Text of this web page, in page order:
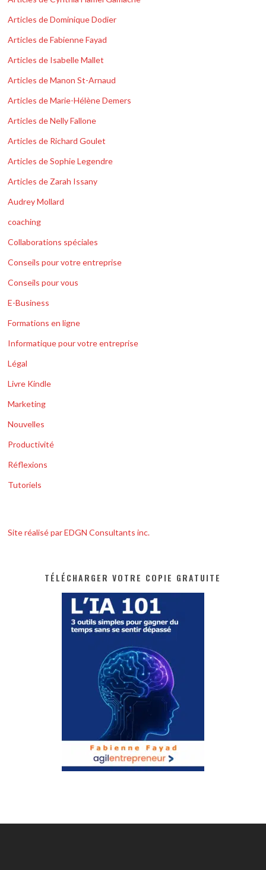
Articles de Dominique Dodier
Articles de Fabienne Fayad
Articles de Isabelle Mallet
Articles de Manon St-Arnaud
Articles de Marie-Hélène Demers
Articles de Nelly Fallone
Articles de Richard Goulet
Articles de Sophie Legendre
Articles de Zarah Issany
Audrey Mollard
coaching
Collaborations spéciales
Conseils pour votre entreprise
Conseils pour vous
E-Business
Formations en ligne
Informatique pour votre entreprise
Légal
Livre Kindle
Marketing
Nouvelles
Productivité
Réflexions
Tutoriels
Site réalisé par EDGN Consultants inc.
TÉLÉCHARGER VOTRE COPIE GRATUITE